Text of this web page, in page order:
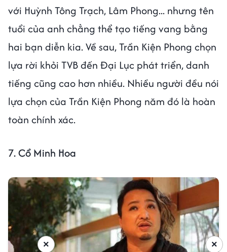
với Huỳnh Tông Trạch, Lâm Phong... nhưng tên
tuổi của anh chẳng thể tạo tiếng vang bằng
hai bạn diễn kia. Về sau, Trần Kiện Phong chọn
lựa rời khỏi TVB đến Đại Lục phát triển, danh
tiếng cũng cao hơn nhiều. Nhiều người đều nói
lựa chọn của Trần Kiện Phong năm đó là hoàn
toàn chính xác.
7. Cổ Minh Hoa
×
×